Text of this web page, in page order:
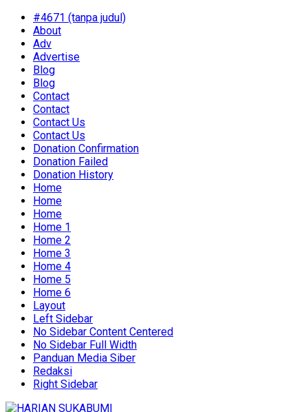
#4671 (tanpa judul)
About
Adv
Advertise
Blog
Blog
Contact
Contact
Contact Us
Contact Us
Donation Confirmation
Donation Failed
Donation History
Home
Home
Home
Home 1
Home 2
Home 3
Home 4
Home 5
Home 6
Layout
Left Sidebar
No Sidebar Content Centered
No Sidebar Full Width
Panduan Media Siber
Redaksi
Right Sidebar